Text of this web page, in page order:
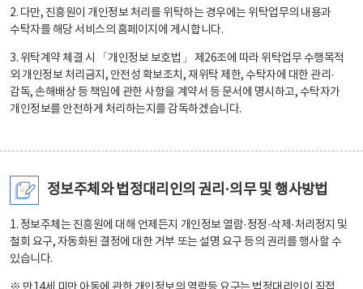
2. 다만, 진흥원이 개인정보 처리를 위탁하는 경우에는 위탁업무의 내용과
수탁자를 해당 서비스의 홈페이지에 게시합니다.
3. 위탁계약 체결 시 「개인정보 보호법」 제26조에 따라 위탁업무 수행목적
외 개인정보 처리금지, 안전성 확보조치, 재위탁 제한, 수탁자에 대한 관리·
감독, 손해배상 등 책임에 관한 사항을 계약서 등 문서에 명시하고, 수탁자가
개인정보를 안전하게 처리하는지를 감독하겠습니다.
정보주체와 법정대리인의 권리·의무 및 행사방법
1. 정보주체는 진흥원에 대해 언제든지 개인정보 열람·정정·삭제·처리정지 및
철회 요구, 자동화된 결정에 대한 거부 또는 설명 요구 등의 권리를 행사할 수
있습니다.